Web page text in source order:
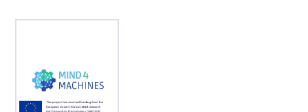
IT Outsourcing
Közbeszerzés